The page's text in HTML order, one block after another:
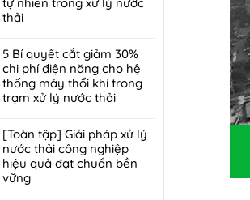
ưu
hơn
nhà
máy
quy
mô
vừa?
cách
bảo
định
kỳ
từ
chuyên
DCI
80%
nước
sau
xử
lý:
Giải
pháp
hoàn
nước
bền
vững
sẻ]
Ứng
công
nghệ
điện
hóa
lý
nước
thải
dệt
nhuộm
thải
có
bình
luận
ở
[So
chi
tiết]
Hiệu
quả
5 Bí quyết cắt giảm 30%
chi phí điện năng cho hệ
thống máy thổi khí trong
trạm xử lý nước thải
có
bình
luận
ở
[Toàn tập] Giải pháp xử lý
nước thải công nghiệp
hiệu quả đạt chuẩn bền
vững